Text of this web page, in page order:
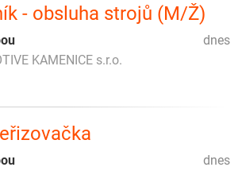
- obsluha strojů (M/Ž)
dnes
KAMENICE s.r.o.
dnes